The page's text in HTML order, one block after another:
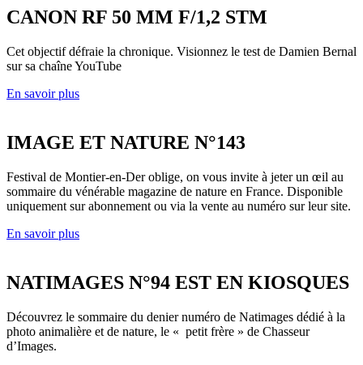
CANON RF 50 MM F/1,2 STM
Cet objectif défraie la chronique. Visionnez le test de Damien Bernal
sur sa chaîne YouTube
En savoir plus
IMAGE ET NATURE N°143
Festival de Montier-en-Der oblige, on vous invite à jeter un œil au
sommaire du vénérable magazine de nature en France. Disponible
uniquement sur abonnement ou via la vente au numéro sur leur site.
En savoir plus
NATIMAGES N°94 EST EN KIOSQUES
Découvrez le sommaire du denier numéro de Natimages dédié à la
photo animalière et de nature, le « petit frère » de Chasseur
d’Images.